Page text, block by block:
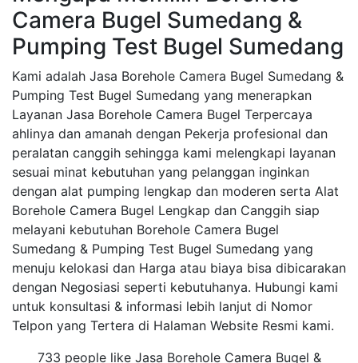
Camera Bugel Sumedang &
Pumping Test Bugel Sumedang
Kami adalah Jasa Borehole Camera Bugel Sumedang &
Pumping Test Bugel Sumedang yang menerapkan
Layanan Jasa Borehole Camera Bugel Terpercaya
ahlinya dan amanah dengan Pekerja profesional dan
peralatan canggih sehingga kami melengkapi layanan
sesuai minat kebutuhan yang pelanggan inginkan
dengan alat pumping lengkap dan moderen serta Alat
Borehole Camera Bugel Lengkap dan Canggih siap
melayani kebutuhan Borehole Camera Bugel
Sumedang & Pumping Test Bugel Sumedang yang
menuju kelokasi dan Harga atau biaya bisa dibicarakan
dengan Negosiasi seperti kebutuhanya. Hubungi kami
untuk konsultasi & informasi lebih lanjut di Nomor
Telpon yang Tertera di Halaman Website Resmi kami.
733 people like Jasa Borehole Camera Bugel &